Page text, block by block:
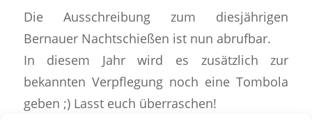
Die Ausschreibung zum diesjährigen
Bernauer Nachtschießen ist nun abrufbar.
In diesem Jahr wird es zusätzlich zur
bekannten Verpflegung noch eine Tombola
geben ;) Lasst euch überraschen!